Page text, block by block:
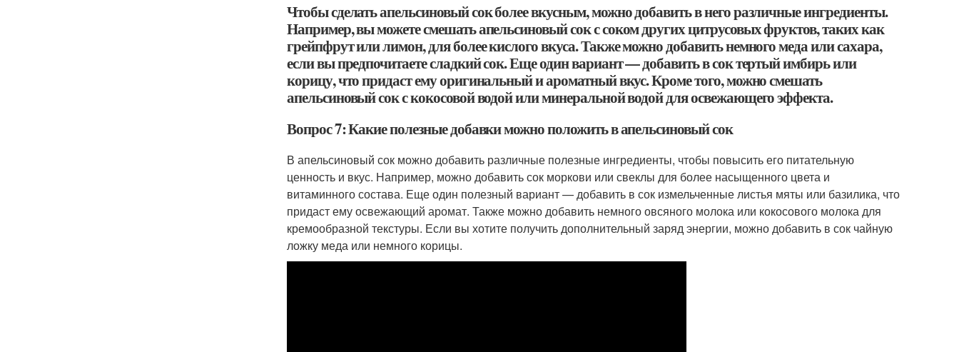
Чтобы сделать апельсиновый сок более вкусным, можно добавить в него различные ингредиенты.
Например, вы можете смешать апельсиновый сок с соком других цитрусовых фруктов, таких как
грейпфрут или лимон, для более кислого вкуса. Также можно добавить немного меда или сахара,
если вы предпочитаете сладкий сок. Еще один вариант — добавить в сок тертый имбирь или
корицу, что придаст ему оригинальный и ароматный вкус. Кроме того, можно смешать
апельсиновый сок с кокосовой водой или минеральной водой для освежающего эффекта.
Вопрос 7: Какие полезные добавки можно положить в апельсиновый сок
В апельсиновый сок можно добавить различные полезные ингредиенты, чтобы повысить его питательную
ценность и вкус. Например, можно добавить сок моркови или свеклы для более насыщенного цвета и
витаминного состава. Еще один полезный вариант — добавить в сок измельченные листья мяты или базилика, что
придаст ему освежающий аромат. Также можно добавить немного овсяного молока или кокосового молока для
кремообразной текстуры. Если вы хотите получить дополнительный заряд энергии, можно добавить в сок чайную
ложку меда или немного корицы.